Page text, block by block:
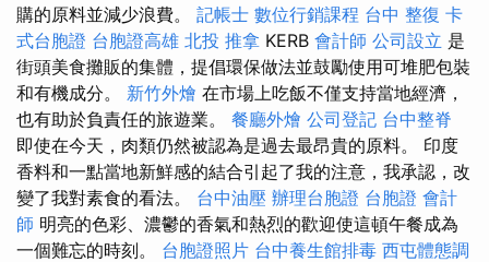
購的原料並減少浪費。 記帳士 數位行銷課程 台中 整復 卡
式台胞證 台胞證高雄 北投 推拿 KERB 會計師 公司設立 是
街頭美食攤販的集體，提倡環保做法並鼓勵使用可堆肥包裝
和有機成分。 新竹外燴 在市場上吃飯不僅支持當地經濟，
也有助於負責任的旅遊業。 餐廳外燴 公司登記 台中整脊
即使在今天，肉類仍然被認為是過去最昂貴的原料。 印度
香料和一點當地新鮮感的結合引起了我的注意，我承認，改
變了我對素食的看法。 台中油壓 辦理台胞證 台胞證 會計
師 明亮的色彩、濃鬱的香氣和熱烈的歡迎使這頓午餐成為
一個難忘的時刻。 台胞證照片 台中養生館排毒 西屯體態調